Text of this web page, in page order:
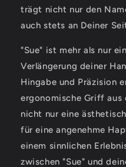
trägt nicht nur den
auch stets an Deiner
"Sue" ist mehr als nur
Verlängerung deiner
Hingabe und Präzision
ergonomische Griff aus
nicht nur eine
für eine angenehme
einem sinnlichen
zwischen "Sue" und